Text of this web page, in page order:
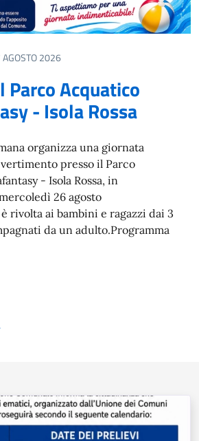
AGOSTO 2026
Parco Acquatico
- Isola Rossa
organizza una giornata
presso il Parco
- Isola Rossa, in
26 agosto
rivolta ai bambini e ragazzi dai 3
da un adulto.Programma